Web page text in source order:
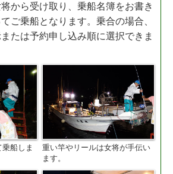
から受け取り、乗船名簿をお書き
ご乗船となります。乗合の場合、
たは予約申し込み順に選択できま
船しま
重い竿やリールは女将が手伝い
ます。